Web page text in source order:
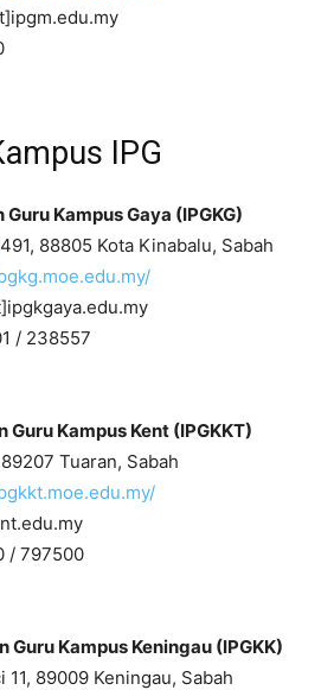
IPG
Kampus Gaya (IPGKG)
88805 Kota Kinabalu, Sabah
/ 238557
Kampus Kent (IPGKKT)
Tuaran, Sabah
/ 797500
Kampus Keningau (IPGKK)
89009 Keningau, Sabah